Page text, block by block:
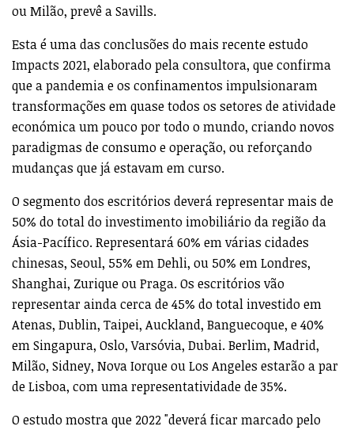
ou Milão, prevê a Savills.
Esta é uma das conclusões do mais recente estudo
Impacts 2021, elaborado pela consultora, que confirma
que a pandemia e os confinamentos impulsionaram
transformações em quase todos os setores de atividade
económica um pouco por todo o mundo, criando novos
paradigmas de consumo e operação, ou reforçando
mudanças que já estavam em curso.
O segmento dos escritórios deverá representar mais de
50% do total do investimento imobiliário da região da
Ásia-Pacífico. Representará 60% em várias cidades
chinesas, Seoul, 55% em Dehli, ou 50% em Londres,
Shanghai, Zurique ou Praga. Os escritórios vão
representar ainda cerca de 45% do total investido em
Atenas, Dublin, Taipei, Auckland, Banguecoque, e 40%
em Singapura, Oslo, Varsóvia, Dubai. Berlim, Madrid,
Milão, Sidney, Nova Iorque ou Los Angeles estarão a par
de Lisboa, com uma representatividade de 35%.
O estudo mostra que 2022 "deverá ficar marcado pelo